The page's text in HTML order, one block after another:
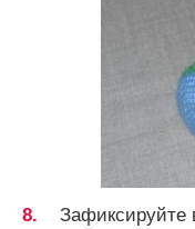
Зафиксируйте